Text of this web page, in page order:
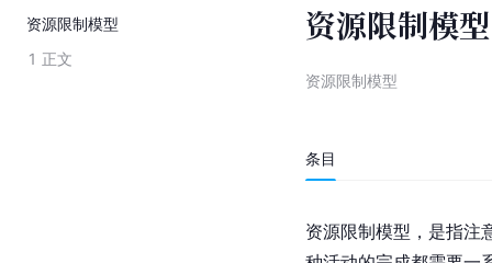
资源限制模型
1 正文
资源限制模型
资源限制模型
条目
资源限制模型，是指注